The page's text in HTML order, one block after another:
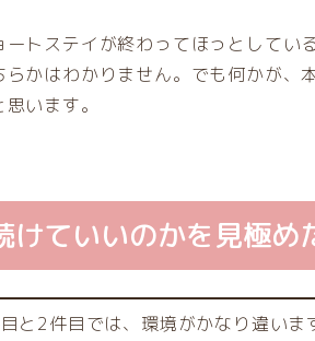
ートステイが終わってほっとしてい
らかはわかりません。でも何かが、
思います。
けていいのかを見極め
と2件目では、環境がかなり違い